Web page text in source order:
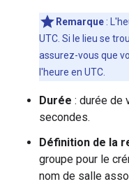
Remarque :
UTC. Si le lieu se
assurez-vous que
l'heure en UTC.
Durée : durée de
secondes.
Définition de la
groupe pour le
nom de salle